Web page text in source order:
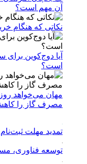
آن مهم است؟
نکاتی که هنگام
است؟
مهان می‌خواهد
مصرف گاز را
تمدید مهلت ثبت‌نام
توسعه فناوری،